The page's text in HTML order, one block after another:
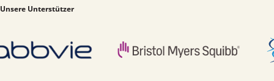
Unsere Unterstützer